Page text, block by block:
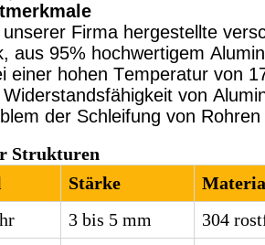
unserer Firma hergestellte
aus 95% hochwertigem
einer hohen Temperatur von
von
der Schleifung von
Strukturen
Stärke
3 bis 5 mm 304